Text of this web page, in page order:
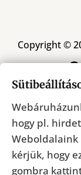
Copyright ©
hogy pl.
Weboldalaink
kérjük, hogy
gombra